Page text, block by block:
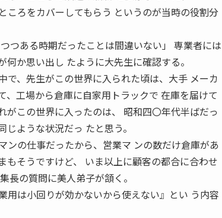
ころをカバーしてもらう というのが当時の役割分
つある時期だったことは間違いない」 専業者には
か思い出し たように大先生に確認する。
、先生がこの世界に入られた頃は、大手 メーカ
工場から倉庫に自家用トラックで 在庫を届けて
この世界に入ったのは、 昭和四〇年代半ばだっ
ような状況だっ たと思う。
ンの仕事だったから、営業マ ンの数だけ倉庫があ
そうですけど、 いま以上に顧客の都合に合わせ
の質問に美人弟子が頷く。
は小回りが効かないから使えない』とい う内容